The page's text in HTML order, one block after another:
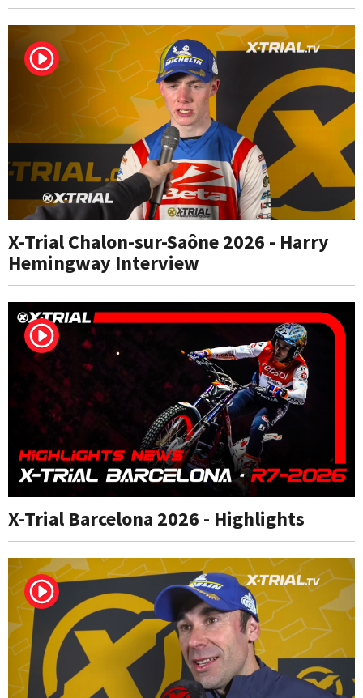
X-Trial Chalon-sur-Saône 2026 - Harry
Hemingway Interview
X-Trial Barcelona 2026 - Highlights